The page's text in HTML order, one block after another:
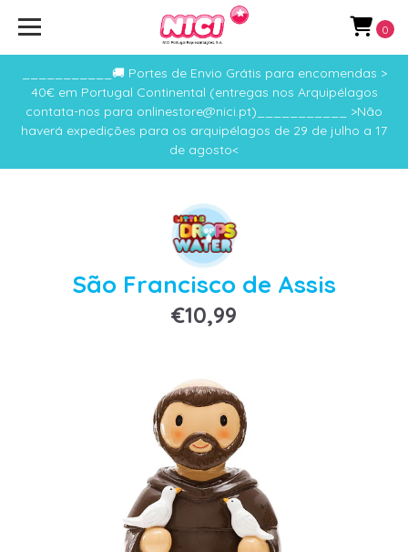
___________🚚 Portes de Envio Grátis para encomendas >
40€ em Portugal Continental (entregas nos Arquipélagos
contata-nos para onlinestore@nici.pt)___________ >Não
haverá expedições para os arquipélagos de 29 de julho a 17
de agosto<
0
São Francisco de Assis
€10,99